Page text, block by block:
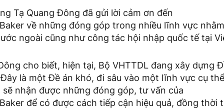
Tạ Quang Đông đã gửi lời cảm ơn đến
về những đóng góp trong nhiều lĩnh vực
ngoài cũng như công tác hội nhập quốc tế tại
cho biết, hiện tại, Bộ VHTTDL đang xây dựng
là một Đề án khó, đi sâu vào một lĩnh vực cụ
nhận được những đóng góp, tư vấn của
để có được cách tiếp cận hiệu quả, đồng thời